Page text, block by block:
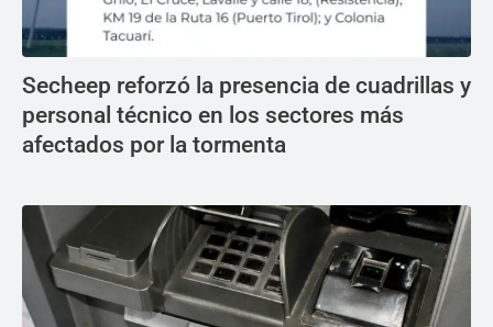
Secheep reforzó la presencia de cuadrillas y
personal técnico en los sectores más
afectados por la tormenta